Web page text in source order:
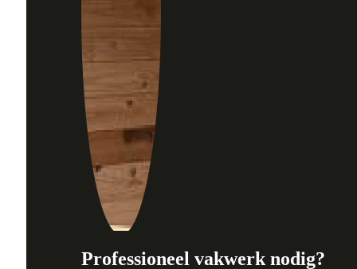
Professioneel vakwerk nodig?